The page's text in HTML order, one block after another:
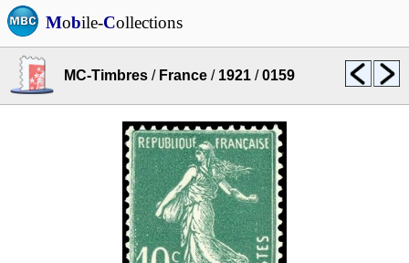
Mobile-Collections
MC-Timbres / France / 1921 /0159